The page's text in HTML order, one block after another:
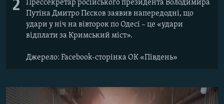
2
Прессекретар російського президента Володимира
Путіна Дмитро Пєсков заявив напередодні, що
удари у ніч на вівторок по Одесі – це «удари
відплати за Кримський міст».
Джерело: Facebook-сторінка ОК «Південь»